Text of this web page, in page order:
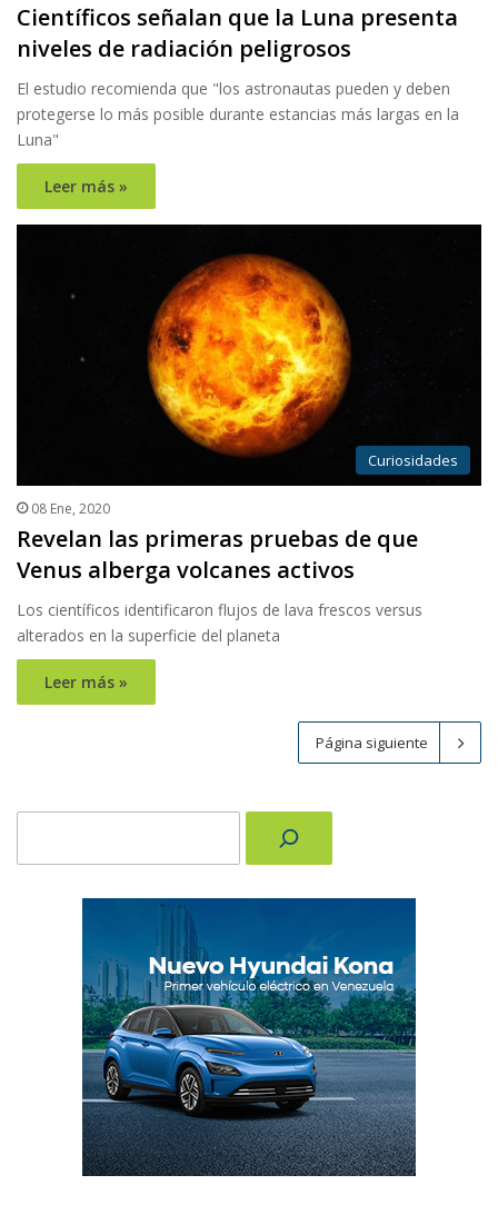
Científicos señalan que la Luna presenta
niveles de radiación peligrosos
El estudio recomienda que "los astronautas pueden y deben
protegerse lo más posible durante estancias más largas en la
Luna"
Leer más »
Curiosidades
08 Ene, 2020
Revelan las primeras pruebas de que
Venus alberga volcanes activos
Los científicos identificaron flujos de lava frescos versus
alterados en la superficie del planeta
Leer más »
Página siguiente